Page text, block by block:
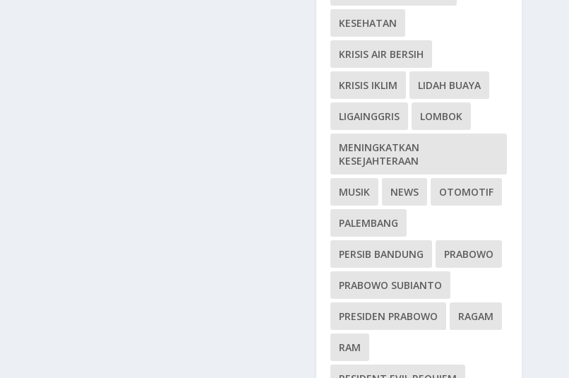
KESEHATAN
KRISIS AIR BERSIH
KRISIS IKLIM LIDAH BUAYA
LIGAINGGRIS LOMBOK
MENINGKATKAN
KESEJAHTERAAN
MUSIK NEWS OTOMOTIF
PALEMBANG
PERSIB BANDUNG PRABOWO
PRABOWO SUBIANTO
PRESIDEN PRABOWO RAGAM
RAM